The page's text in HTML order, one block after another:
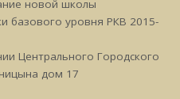
новой школы
базового уровня РКВ 2015-
Центрального Городского
дом 17